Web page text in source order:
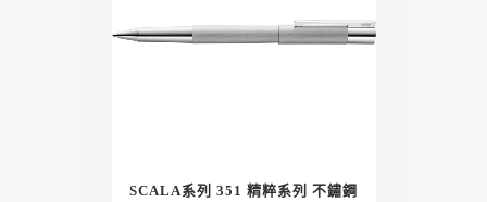
SCALA系列 351 精粹系列 不鏽鋼